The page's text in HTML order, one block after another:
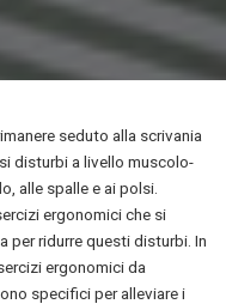
seduto alla scrivania
disturbi a livello muscolo-
alle spalle e ai polsi.
ergonomici che si
per ridurre questi disturbi. In
ergonomici da
specifici per alleviare i